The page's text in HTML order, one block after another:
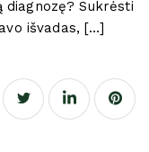
diagnozę? Sukrėsti
išvadas, […]